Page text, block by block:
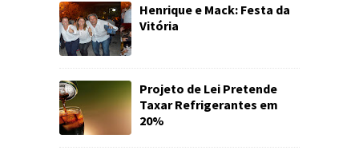
Henrique e Mack: Festa da
Vitória
Projeto de Lei Pretende
Taxar Refrigerantes em
20%